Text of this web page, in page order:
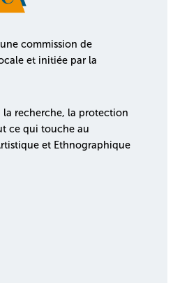
commission de
et initiée par la
la recherche, la protection
ce qui touche au
et Ethnographique